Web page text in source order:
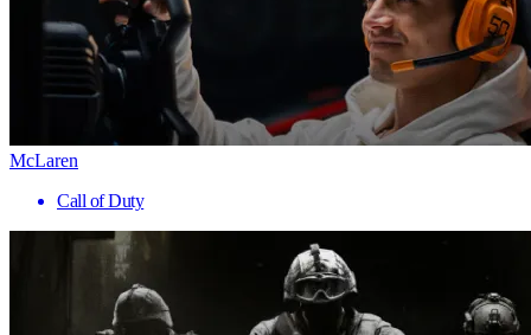
McLaren
Call of Duty